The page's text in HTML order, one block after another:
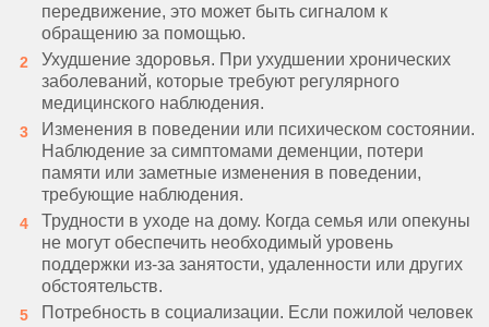
передвижение, это может быть сигналом к
обращению за помощью.
Ухудшение здоровья. При ухудшении хронических
заболеваний, которые требуют регулярного
медицинского наблюдения.
Изменения в поведении или психическом состоянии.
Наблюдение за симптомами деменции, потери
памяти или заметные изменения в поведении,
требующие наблюдения.
Трудности в уходе на дому. Когда семья или опекуны
не могут обеспечить необходимый уровень
поддержки из-за занятости, удаленности или других
обстоятельств.
Потребность в социализации. Если пожилой человек